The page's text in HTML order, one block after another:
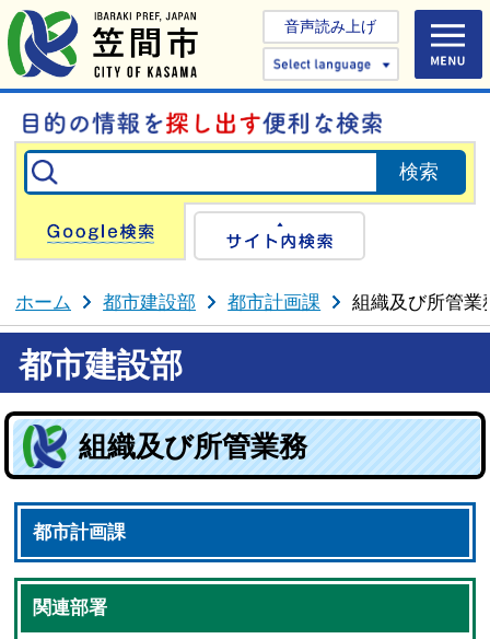
音声読み上げ
Select
Google検索
ホーム 都市建設部 都市計画課 組織及び所管業
都市建設部
組織及び所管業務
都市計画課
関連部署